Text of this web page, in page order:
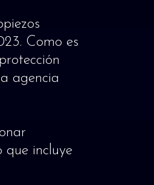
Como es
agencia
que incluye